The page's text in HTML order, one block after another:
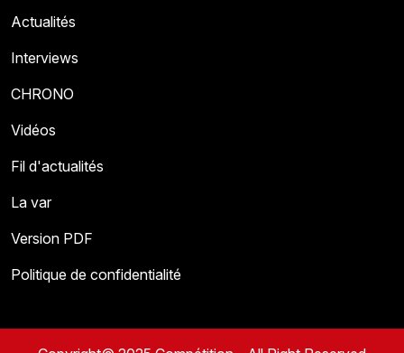
Actualités
Interviews
CHRONO
Vidéos
Fil d'actualités
La var
Version PDF
Politique de confidentialité